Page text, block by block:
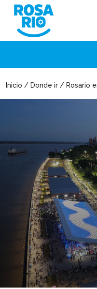
Inicio / Donde ir / Rosario